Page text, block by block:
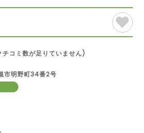
コミ数が足りていません)
明野町34番2号